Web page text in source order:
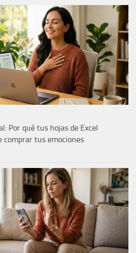
Por qué tus hojas de Excel
comprar tus emociones